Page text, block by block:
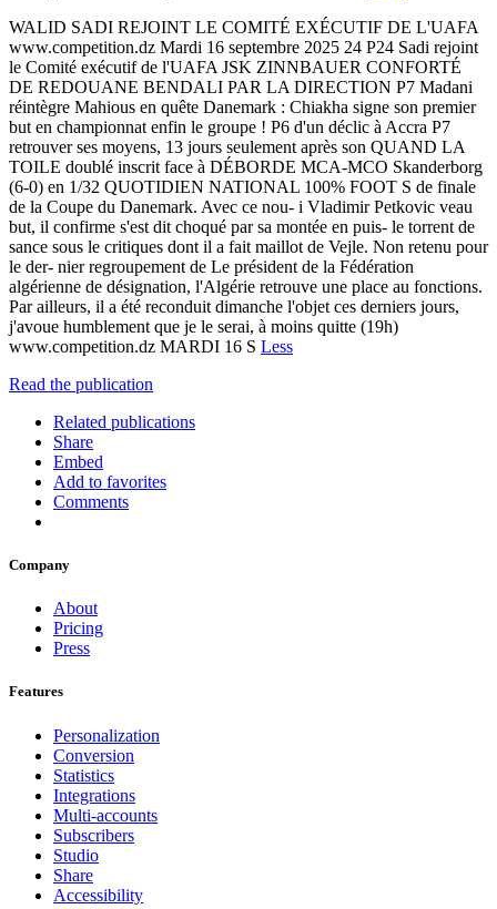
WALID SADI REJOINT LE COMITÉ EXÉCUTIF DE L'UAFA
www.competition.dz Mardi 16 septembre 2025 24 P24 Sadi rejoint
le Comité exécutif de l'UAFA JSK ZINNBAUER CONFORTÉ
DE REDOUANE BENDALI PAR LA DIRECTION P7 Madani
réintègre Mahious en quête Danemark : Chiakha signe son premier
but en championnat enfin le groupe ! P6 d'un déclic à Accra P7
retrouver ses moyens, 13 jours seulement après son QUAND LA
TOILE doublé inscrit face à DÉBORDE MCA-MCO Skanderborg
(6-0) en 1/32 QUOTIDIEN NATIONAL 100% FOOT S de finale
de la Coupe du Danemark. Avec ce nou- i Vladimir Petkovic veau
but, il confirme s'est dit choqué par sa montée en puis- le torrent de
sance sous le critiques dont il a fait maillot de Vejle. Non retenu pour
le der- nier regroupement de Le président de la Fédération
algérienne de désignation, l'Algérie retrouve une place au fonctions.
Par ailleurs, il a été reconduit dimanche l'objet ces derniers jours,
j'avoue humblement que je le serai, à moins quitte (19h)
www.competition.dz MARDI 16 S Less
Read the publication
Related publications
Share
Embed
Add to favorites
Comments
Company
About
Pricing
Press
Features
Personalization
Conversion
Statistics
Integrations
Multi-accounts
Subscribers
Studio
Share
Accessibility